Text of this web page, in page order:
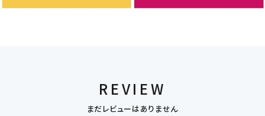
REVIEW
まだレビューはありません